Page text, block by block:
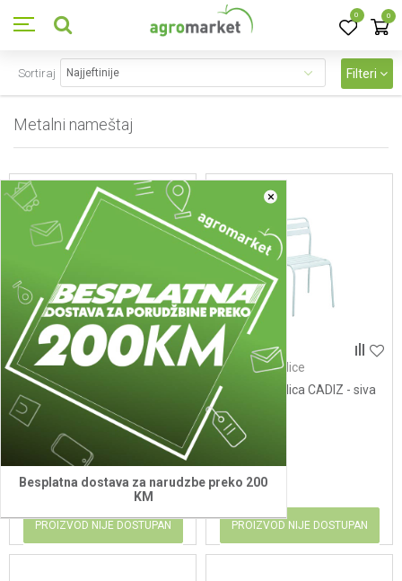
0 0
×
Besplatna dostava za narudzbe preko 200
KM
Metalni nameštaj
Sortiraj Filteri
Metalni setovi
Bastenski sto - ANCONA set
21,10
PROIZVOD NIJE DOSTUPAN
Metalne stolice
Metalna stolica CADIZ - siva
24,50
PROIZVOD NIJE DOSTUPAN